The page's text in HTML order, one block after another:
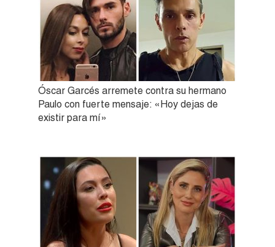
Óscar Garcés arremete contra su hermano
Paulo con fuerte mensaje: «Hoy dejas de
existir para mí»